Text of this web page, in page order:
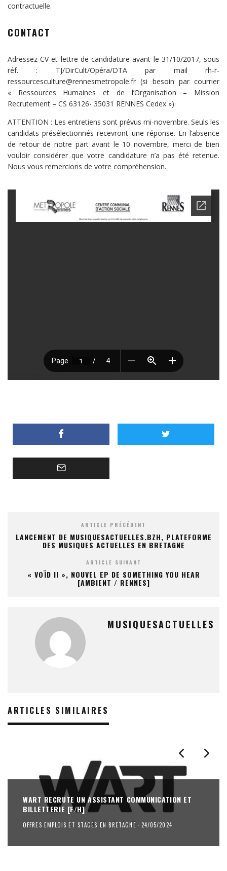
contractuelle.
CONTACT
Adressez CV et lettre de candidature avant le 31/10/2017, sous
réf. : TJ/DirCult/Opéra/DTA par mail rh-r-
ressourcesculture@rennesmetropole.fr (si besoin par courrier
« Ressources Humaines et de l’Organisation – Mission
Recrutement – CS 63126- 35031 RENNES Cedex »).
ATTENTION : Les entretiens sont prévus mi-novembre. Seuls les
candidats présélectionnés recevront une réponse. En l’absence
de retour de notre part avant le 10 novembre, merci de bien
vouloir considérer que votre candidature n’a pas été retenue.
Nous vous remercions de votre compréhension.
Téléchargez l'offre [273.58 KB]
ARTICLE PRÉCÉDENT
LANCEMENT DE MUSIQUESACTUELLES.BZH, PLATEFORME
DES MUSIQUES ACTUELLES EN BRETAGNE
ARTICLE SUIVANT
« VOÏD II », NOUVEL EP DE SOMETHING YOU HEAR
[AMBIENT / RENNES]
MUSIQUESACTUELLES
ARTICLES SIMILAIRES
WART RECRUTE UN ASSISTANT COMMUNICATION ET
BILLETTERIE [F/H]
OFFRES EMPLOIS ET STAGES EN BRETAGNE · 24/05/2024